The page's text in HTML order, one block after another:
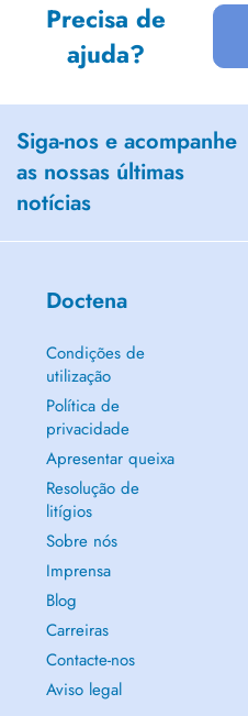
Precisa de
ajuda?
Siga-nos e acompanhe
as nossas últimas
notícias
Doctena
Condições de
utilização
Política de
privacidade
Apresentar queixa
Resolução de
litígios
Sobre nós
Imprensa
Blog
Carreiras
Contacte-nos
Aviso legal